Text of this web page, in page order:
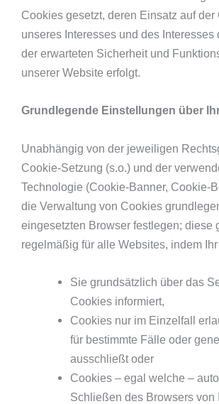
Cookies gesetzt, deren Einsatz auf der
unseres Interesses und des Interesses
der erwarteten Sicherheit und
unserer Website erfolgt.
Grundlegende Einstellungen über
Unabhängig von der jeweiligen
Cookie-Setzung (s.o.) und der
Technologie (Cookie-Banner, Cookie-
die Verwaltung von Cookies
eingesetzten Browser festlegen; diese
regelmäßig für alle Websites, indem
Sie grundsätzlich über das
Cookies informiert,
Cookies nur im Einzelfall
für bestimmte Fälle oder
ausschließt oder
Cookies – egal welche –
Schließen des Browsers von